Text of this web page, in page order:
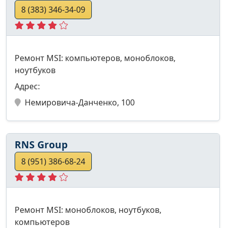
8 (383) 346-34-09
Ремонт MSI: компьютеров, моноблоков,
ноутбуков
Адрес:
Немировича-Данченко, 100
RNS Group
8 (951) 386-68-24
Ремонт MSI: моноблоков, ноутбуков,
компьютеров